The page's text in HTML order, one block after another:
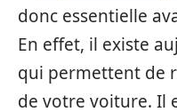
donc essentielle
En effet, il existe
qui permettent de
de votre voiture. Il